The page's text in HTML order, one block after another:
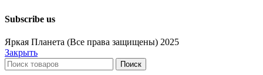
Subscribe us
Яркая Планета (Все права защищены) 2025
Закрыть
Поиск